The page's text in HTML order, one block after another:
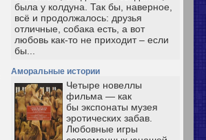
была у колдуна. Так бы, наверное,
всё и продолжалось: друзья
отличные, собака есть, а вот
любовь как-то не приходит – если
бы...
Аморальные истории
Четыре новеллы
фильма — как
бы экспонаты музея
эротических забав.
Любовные игры